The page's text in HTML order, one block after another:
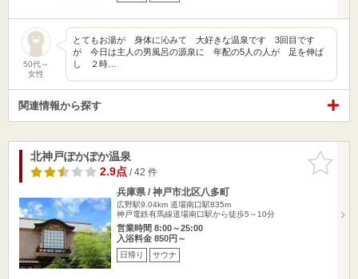
50代～
女性
とてもお湯が 身体に沁みて 大好きな温泉です 3回目です
が 今日は主人の男風呂の源泉に 年配の5人の人が 足を伸ば
し ２時…
関連情報から探す
お気に入
りに追加
北神戸ぽかぽか温泉
2.9点/ 42 件
兵庫県 / 神戸市北区八多町
広野駅9.04km 道場南口駅835m
神戸電鉄有馬線道場南口駅から徒歩5～10分
営業時間 8:00～25:00
入浴料金 850円～
日帰り サウナ